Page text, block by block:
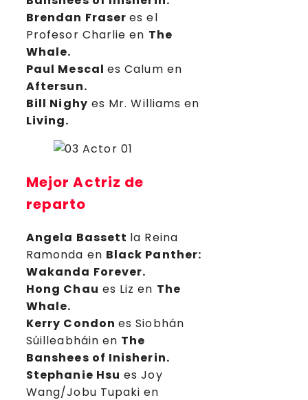
Brendan Fraseres el
Profesor Charlie en The
Whale.
Paul Mescal es Calum en
Aftersun.
Bill Nighy es Mr. Williams en
Living.
Mejor Actriz de
reparto
Angela Bassett la Reina
Ramonda en Black Panther:
Wakanda Forever.
Hong Chau es Liz en The
Whale.
Kerry Condones Siobhán
Súilleabháin en The
Banshees of Inisherin.
Stephanie Hsu es Joy
Wang/Jobu Tupaki en